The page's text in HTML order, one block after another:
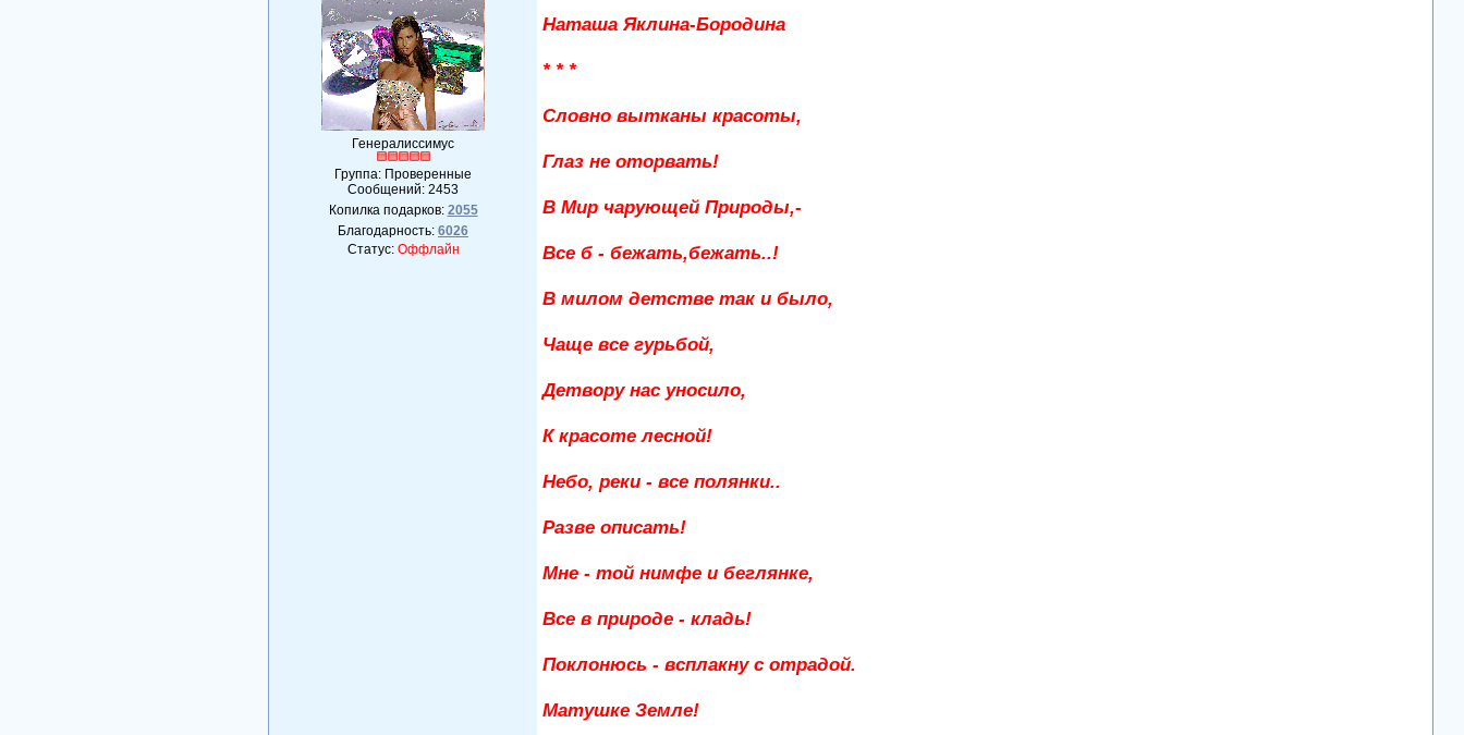
Генералиссимус
Группа: Проверенные
Сообщений:2453
Копилка подарков: 2055
Благодарность:6026
Статус: Оффлайн
Наташа Яклина-Бородина
* * *
Словно вытканы красоты,
Глаз не оторвать!
В Мир чарующей Природы,-
Все б - бежать,бежать..!
В милом детстве так и было,
Чаще все гурьбой,
Детвору нас уносило,
К красоте лесной!
Небо, реки - все полянки..
Разве описать!
Мне - той нимфе и беглянке,
Все в природе - кладь!
Поклонюсь - всплакну с отрадой.
Матушке Земле!